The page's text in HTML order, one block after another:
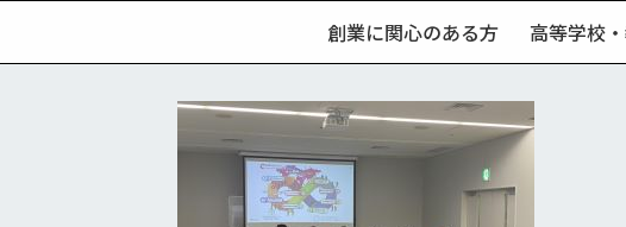
創業に関心のある方 高等学校